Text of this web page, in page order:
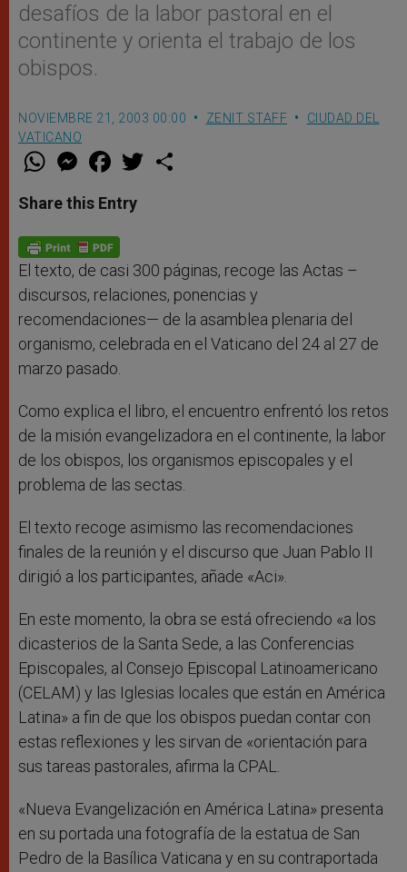
desafíos de la labor pastoral en el
continente y orienta el trabajo de los
obispos.
NOVIEMBRE 21, 2003 00:00 ZENIT STAFF
CIUDAD DEL
VATICANO
W
t
s
p
p
M
e
s
e
g
e
r
F
a
e
b
o
k
w
Share this Entry
El texto, de casi 300 páginas, recoge las Actas –
discursos, relaciones, ponencias y
recomendaciones— de la asamblea plenaria del
organismo, celebrada en el Vaticano del 24 al 27 de
marzo pasado.
Como explica el libro, el encuentro enfrentó los retos
de la misión evangelizadora en el continente, la labor
de los obispos, los organismos episcopales y el
problema de las sectas.
El texto recoge asimismo las recomendaciones
finales de la reunión y el discurso que Juan Pablo II
dirigió a los participantes, añade «Aci».
En este momento, la obra se está ofreciendo «a los
dicasterios de la Santa Sede, a las Conferencias
Episcopales, al Consejo Episcopal Latinoamericano
(CELAM) y las Iglesias locales que están en América
Latina» a fin de que los obispos puedan contar con
estas reflexiones y les sirvan de «orientación para
sus tareas pastorales, afirma la CPAL.
«Nueva Evangelización en América Latina» presenta
en su portada una fotografía de la estatua de San
Pedro de la Basílica Vaticana y en su contraportada